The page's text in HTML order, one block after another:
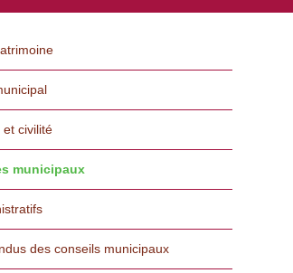
et civilité
municipaux
des conseils municipaux